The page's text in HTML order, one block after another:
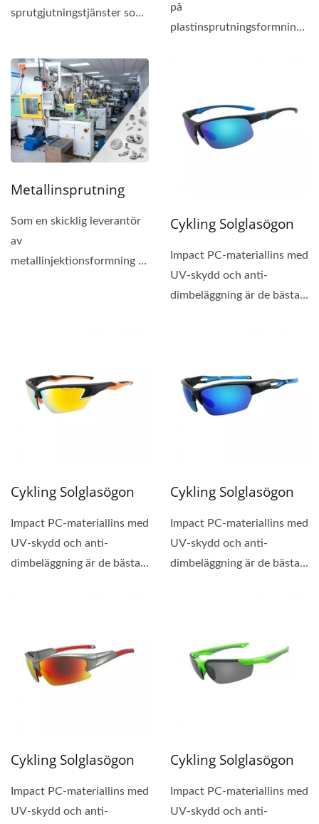
sprutgjutningstjänster som
på
Metallinsprutning
Som en skicklig leverantör
av
metallinjektionsformning i
Cykling Solglasögon
Impact PC-materiallins med
UV-skydd och anti-
dimbeläggning är de bästa
Cykling Solglasögon
Impact PC-materiallins med
UV-skydd och anti-
dimbeläggning är de bästa
Cykling Solglasögon
Impact PC-materiallins med
UV-skydd och anti-
dimbeläggning är de bästa
Cykling Solglasögon
Impact PC-materiallins med
UV-skydd och anti-
Cykling Solglasögon
Impact PC-materiallins med
UV-skydd och anti-